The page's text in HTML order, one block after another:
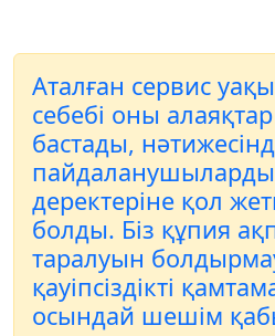
Аталған сервис
себебі оны
бастады,
деректеріне қол
болды. Біз құпия
таралуын
қауіпсіздікті
осындай шешім